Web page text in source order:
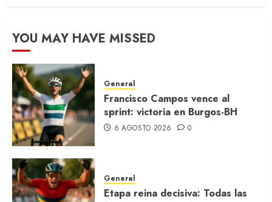
YOU MAY HAVE MISSED
General
Francisco Campos vence al
sprint: victoria en Burgos-BH
6 AGOSTO 2026 0
General
Etapa reina decisiva: Todas las